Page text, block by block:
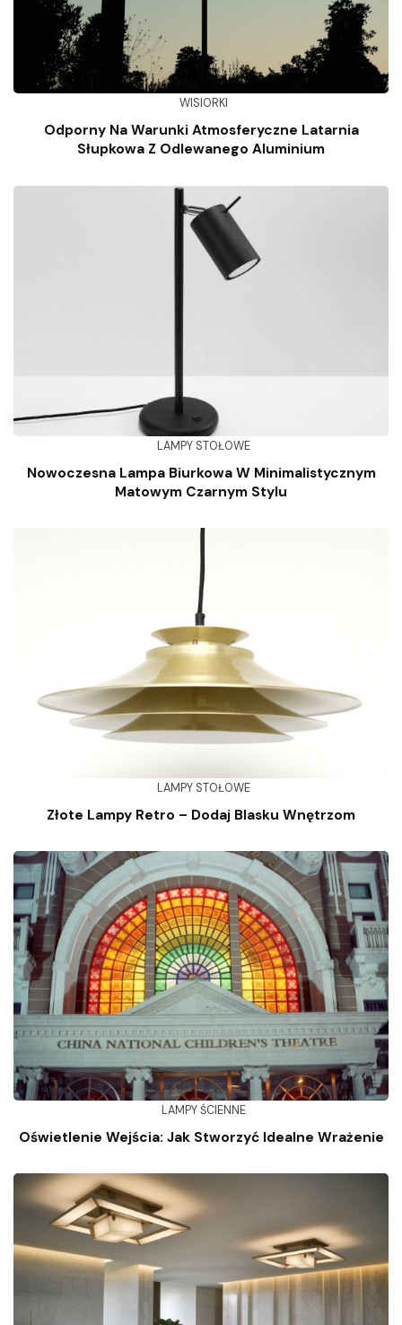
WISIORKI
Odporny Na Warunki Atmosferyczne Latarnia
Słupkowa Z Odlewanego Aluminium
LAMPY STOŁOWE
Nowoczesna Lampa Biurkowa W Minimalistycznym
Matowym Czarnym Stylu
LAMPY STOŁOWE
Złote Lampy Retro – Dodaj Blasku Wnętrzom
LAMPY ŚCIENNE
Oświetlenie Wejścia: Jak Stworzyć Idealne Wrażenie